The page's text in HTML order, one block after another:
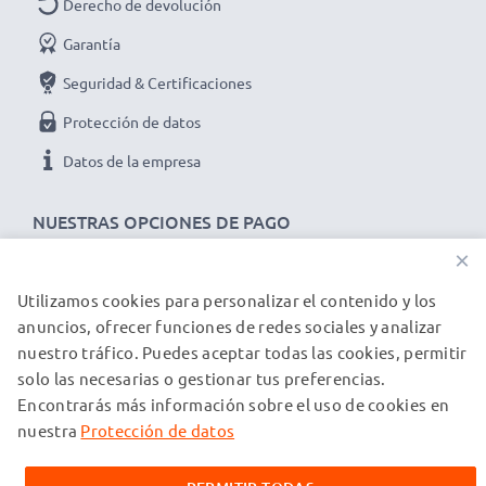
NUESTRAS OPCIONES DE PAGO
Derecho de devolución
Garantía
Seguridad & Certificaciones
Protección de datos
Datos de la empresa
NUESTROS PARTNERS DE ENVÍO
© subtel.es 2026
Todos los precios incluyen IVA y excluyen los costos de envío.
Tenga en cuenta que todas las marcas registradas que
mencionan en nuestras páginas web exclusivamente para
×
Utilizamos cookies para personalizar el contenido y los
anuncios, ofrecer funciones de redes sociales y analizar
nuestro tráfico. Puedes aceptar todas las cookies, permitir
solo las necesarias o gestionar tus preferencias.
Encontrarás más información sobre el uso de cookies en
nuestra Protección de datos